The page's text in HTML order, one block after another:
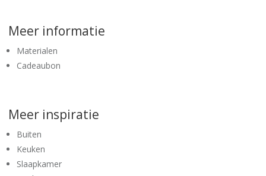
Meer informatie
Materialen
Cadeaubon
Meer inspiratie
Buiten
Keuken
Slaapkamer